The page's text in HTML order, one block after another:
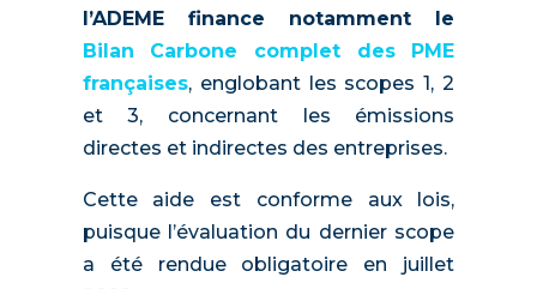
l’ADEME finance notamment le
Bilan Carbone complet des PME
françaises, englobant les scopes 1, 2
et 3, concernant les émissions
directes et indirectes des entreprises.
Cette aide est conforme aux lois,
puisque l’évaluation du dernier scope
a été rendue obligatoire en juillet